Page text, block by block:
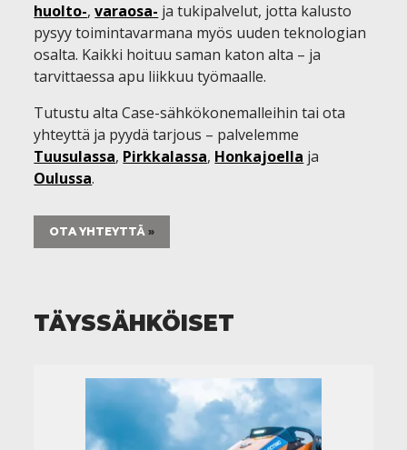
huolto-,varaosa- ja tukipalvelut, jotta kalusto
pysyy toimintavarmana myös uuden teknologian
osalta. Kaikki hoituu saman katon alta – ja
tarvittaessa apu liikkuu työmaalle.
Tutustu alta Case-sähkökonemalleihin tai ota
yhteyttä ja pyydä tarjous – palvelemme
Tuusulassa, Pirkkalassa, Honkajoella ja
Oulussa.
OTA YHTEYTTÄ
TÄYSSÄHKÖISET